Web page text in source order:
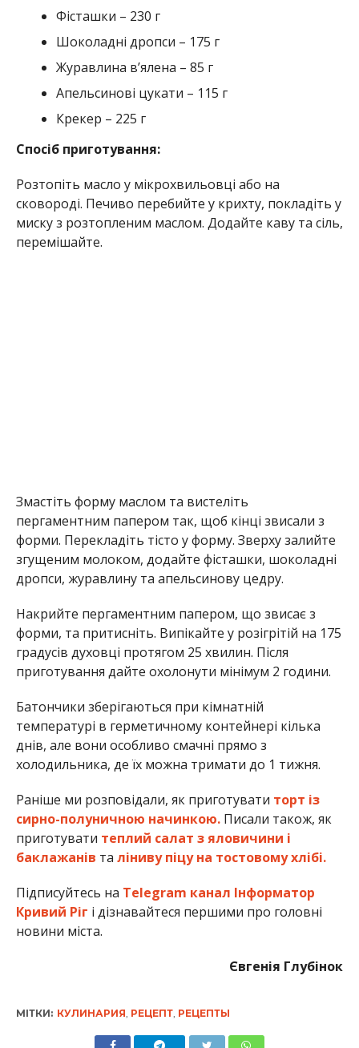
Фісташки – 230 г
Шоколадні дропси – 175 г
Журавлина в’ялена – 85 г
Апельсинові цукати – 115 г
Крекер – 225 г
Спосіб приготування:
Розтопіть масло у мікрохвильовці або на
сковороді. Печиво перебийте у крихту, покладіть у
миску з розтопленим маслом. Додайте каву та сіль,
перемішайте.
Змастіть форму маслом та вистеліть
пергаментним папером так, щоб кінці звисали з
форми. Перекладіть тісто у форму. Зверху залийте
згущеним молоком, додайте фісташки, шоколадні
дропси, журавлину та апельсинову цедру.
Накрийте пергаментним папером, що звисає з
форми, та притисніть. Випікайте у розігрітій на 175
градусів духовці протягом 25 хвилин. Після
приготування дайте охолонути мінімум 2 години.
Батончики зберігаються при кімнатній
температурі в герметичному контейнері кілька
днів, але вони особливо смачні прямо з
холодильника, де їх можна тримати до 1 тижня.
Раніше ми розповідали, як приготувати торт із
сирно-полуничною начинкою.Писали також, як
приготувати теплий салат з яловичини і
баклажанів та ліниву піцу на тостовому хлібі.
Підписуйтесь на Telegram канал Інформатор
Кривий Ріг і дізнавайтеся першими про головні
новини міста.
Євгенія Глубінок
МІТКИ: КУЛИНАРИЯ РЕЦЕПТ, РЕЦЕПТЫ